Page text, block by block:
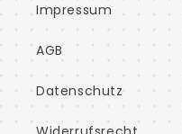
Impressum
AGB
Datenschutz